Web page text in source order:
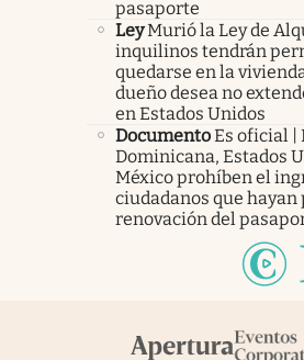
pasaporte
LeyMurió la Ley de
inquilinos tendrán
quedarse en la
dueño desea no
en Estados Unidos
DocumentoEs oficial |
Dominicana, Estados
México prohíben el
ciudadanos que hayan
renovación del